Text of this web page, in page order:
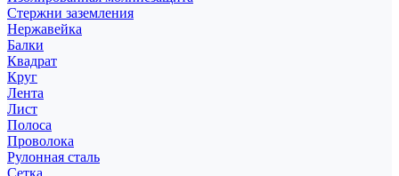
Стержни заземления
Нержавейка
Балки
Квадрат
Круг
Лента
Лист
Полоса
Проволока
Рулонная сталь
Сетка